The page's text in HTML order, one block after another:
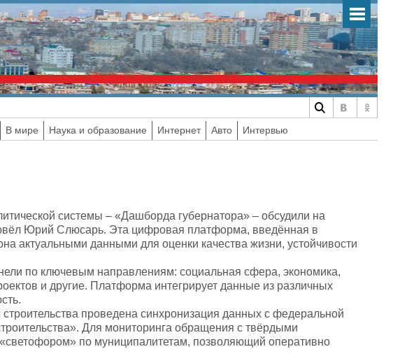
В мире Наука и образование Интернет Авто Интервью
системы – «Дашборда губернатора» – обсудили на
Юрий Слюсарь. Эта цифровая платформа, введённая в
актуальными данными для оценки качества жизни, устойчивости
по ключевым направлениям: социальная сфера, экономика,
и другие. Платформа интегрирует данные из различных
проведена синхронизация данных с федеральной
Для мониторинга обращения с твёрдыми
по муниципалитетам, позволяющий оперативно